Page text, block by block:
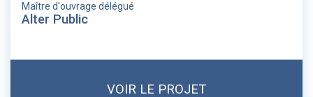
Maître d'ouvrage délégué
Alter Public
VOIR LE PROJET